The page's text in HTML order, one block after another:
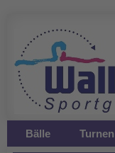
Bälle